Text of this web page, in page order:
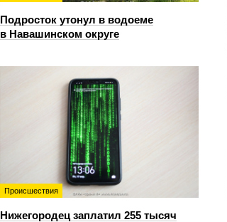
Подросток утонул в водоеме
в Навашинском округе
Происшествия
Нижегородец заплатил 255 тысяч